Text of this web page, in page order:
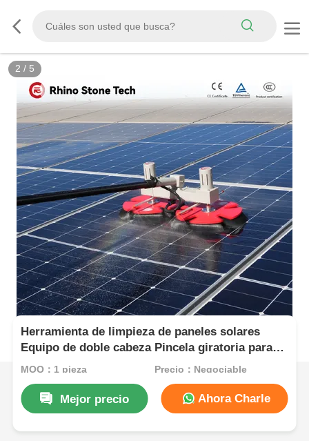
3 / 5
Herramienta de limpieza de paneles solares
Equipo de doble cabeza Pincela giratoria para
limpieza de paneles solares
MOQ：1 pieza Precio：Negociable
Mejor precio Ahora Charle